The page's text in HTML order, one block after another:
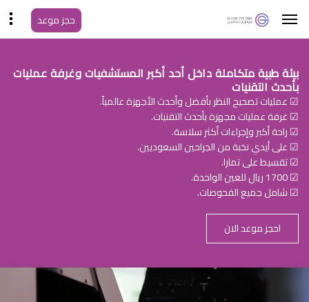
حجز موعد
بيئة طبية متكاملة داخل أحد أكبر المستشفيات وغرفة عمليات
بأحدث التقنيات
☑ عمليات تصحيح النظر بأفضل وأحدث الأجهزة عالمياً.
☑ غرفة عمليات مجهزة بأحدث التقنيات.
☑ راحة أكبر وإجراءات أكثر سلاسة.
☑ على أيدي نخبة من الجراحين السعوديين.
☑ تقسيط على تمارا.
☑ 1700 ريال للعين الواحدة.
☑ شامل جميع الفحوصات.
احجز موعد الان